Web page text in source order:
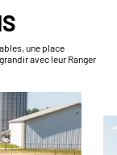
une place
avec leur Ranger